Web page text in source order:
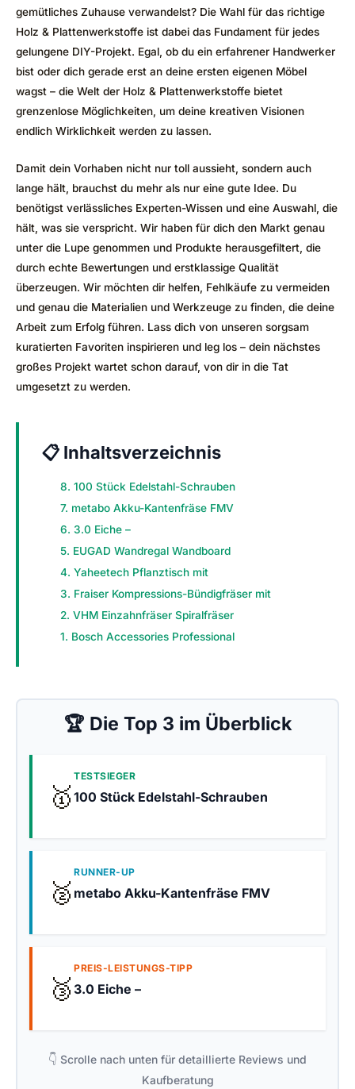
gemütliches Zuhause verwandelst? Die Wahl für das richtige
Holz & Plattenwerkstoffe ist dabei das Fundament für jedes
gelungene DIY-Projekt. Egal, ob du ein erfahrener Handwerker
bist oder dich gerade erst an deine ersten eigenen Möbel
wagst – die Welt der Holz & Plattenwerkstoffe bietet
grenzenlose Möglichkeiten, um deine kreativen Visionen
endlich Wirklichkeit werden zu lassen.
Damit dein Vorhaben nicht nur toll aussieht, sondern auch
lange hält, brauchst du mehr als nur eine gute Idee. Du
benötigst verlässliches Experten-Wissen und eine Auswahl, die
hält, was sie verspricht. Wir haben für dich den Markt genau
unter die Lupe genommen und Produkte herausgefiltert, die
durch echte Bewertungen und erstklassige Qualität
überzeugen. Wir möchten dir helfen, Fehlkäufe zu vermeiden
und genau die Materialien und Werkzeuge zu finden, die deine
Arbeit zum Erfolg führen. Lass dich von unseren sorgsam
kuratierten Favoriten inspirieren und leg los – dein nächstes
großes Projekt wartet schon darauf, von dir in die Tat
umgesetzt zu werden.
📋 Inhaltsverzeichnis
8. 100 Stück Edelstahl-Schrauben
7. metabo Akku-Kantenfräse FMV
6. 3.0 Eiche –
5. EUGAD Wandregal Wandboard
4. Yaheetech Pflanztisch mit
3. Fraiser Kompressions-Bündigfräser mit
2. VHM Einzahnfräser Spiralfräser
1. Bosch Accessories Professional
🏆 Die Top 3 im Überblick
🥇
TESTSIEGER
100 Stück Edelstahl-Schrauben
🥈
RUNNER-UP
metabo Akku-Kantenfräse FMV
🥉
PREIS-LEISTUNGS-TIPP
3.0 Eiche –
👇 Scrolle nach unten für detaillierte Reviews und
Kaufberatung